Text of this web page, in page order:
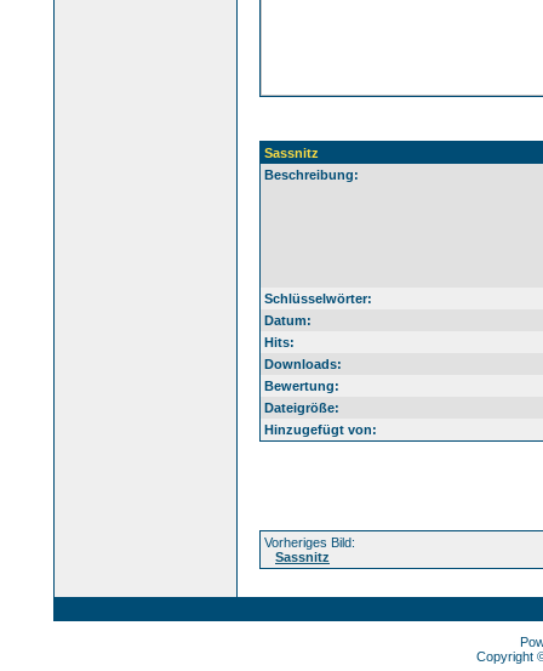
Sassnitz
Beschreibung:
Schlüsselwörter:
Datum:
Hits:
Downloads:
Bewertung:
Dateigröße:
Hinzugefügt von:
Vorheriges Bild:
Sassnitz
Copyright